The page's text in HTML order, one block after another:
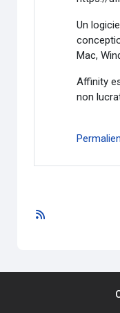
Un
Mac,
Affinity
non
Permalien